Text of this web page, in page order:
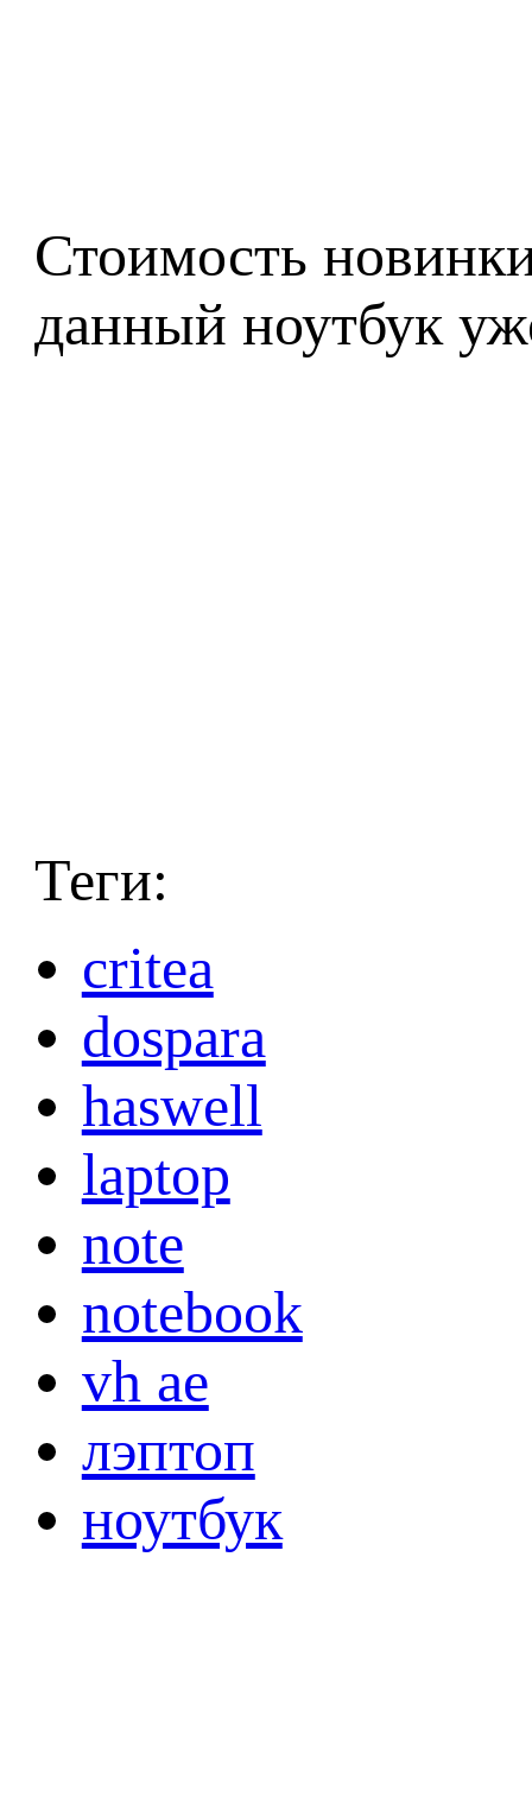
Стоимость
данный ноутбук
Теги:
critea
dospara
haswell
laptop
note
notebook
vh ae
лэптоп
ноутбук